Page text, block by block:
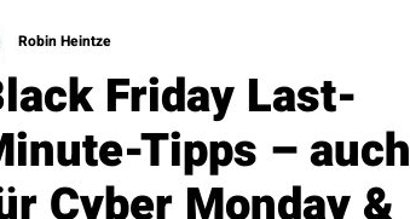
Robin Heintze
Friday Last-
Tipps – auch